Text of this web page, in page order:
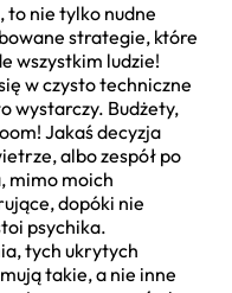
to nie tylko nudne
strategie, które
wszystkim ludzie!
w czysto techniczne
wystarczy. Budżety,
Jakaś decyzja
albo zespół po
mimo moich
dopóki nie
psychika.
tych ukrytych
takie, a nie inne